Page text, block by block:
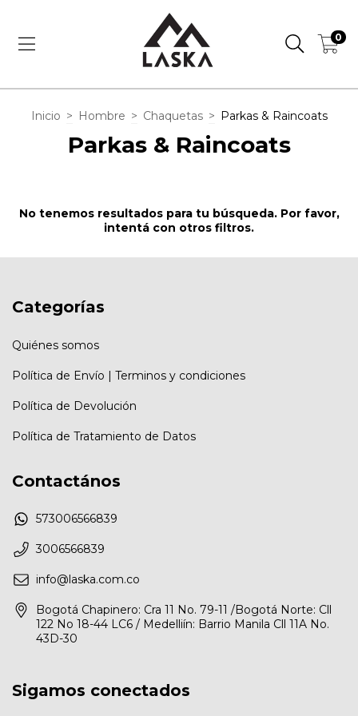
0
Inicio > Hombre > Chaquetas > Parkas & Raincoats
Parkas & Raincoats
No tenemos resultados para tu búsqueda. Por favor,
intentá con otros filtros.
Categorías
Quiénes somos
Política de Envío | Terminos y condiciones
Política de Devolución
Política de Tratamiento de Datos
Contactános
573006566839
3006566839
info@laska.com.co
Bogotá Chapinero: Cra 11 No. 79-11 /Bogotá Norte: Cll
122 No 18-44 LC6 / Medelliín: Barrio Manila Cll 11A No.
43D-30
Sigamos conectados